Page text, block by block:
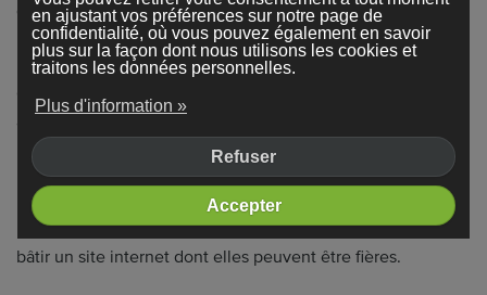
d'aide disponibles en plusieurs langues.
Grâce à cette croissance rapide, nous avons déjà
monde pour booster leur visibilité en ligne. Notre
plateforme est désormais disponible dans plus de 11
langues. Chaque jour, notre équipe de plus de 50
passionnés se mobilise pour aider les petites entreprises à
bâtir un site internet dont elles peuvent être fières.
en ajustant vos préférences sur notre page de
confidentialité, où vous pouvez également en savoir
plus sur la façon dont nous utilisons les cookies et
traitons les données personnelles.
Plus d'information »
Refuser
Accepter